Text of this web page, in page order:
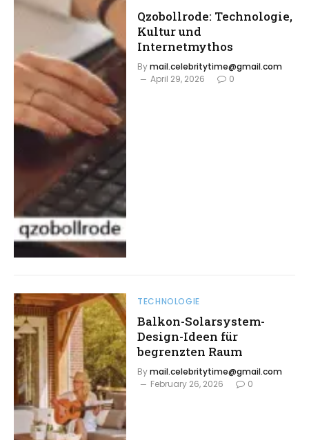
Qzobollrode: Technologie,
Kultur und
Internetmythos
Bymail.celebritytime@gmail.com
April 29, 2026
0
TECHNOLOGIE
Balkon-Solarsystem-
Design-Ideen für
begrenzten Raum
Bymail.celebritytime@gmail.com
February 26, 2026
0